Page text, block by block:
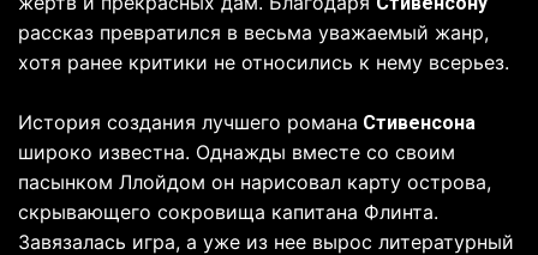
рассказ превратился в весьма уважаемый жанр,
хотя ранее критики не относились к нему всерьез.
История создания лучшего романа Стивенсона
широко известна. Однажды вместе со своим
пасынком Ллойдом он нарисовал карту острова,
скрывающего сокровища капитана Флинта.
Завязалась игра, а уже из нее вырос литературный